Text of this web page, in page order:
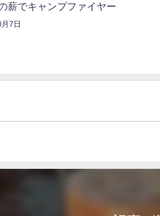
薪でキャンプファイヤー
7日